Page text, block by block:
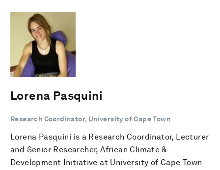
Lorena Pasquini
Research Coordinator, University of Cape Town
Lorena Pasquini is a Research Coordinator, Lecturer
and Senior Researcher, African Climate &
Development Initiative at University of Cape Town